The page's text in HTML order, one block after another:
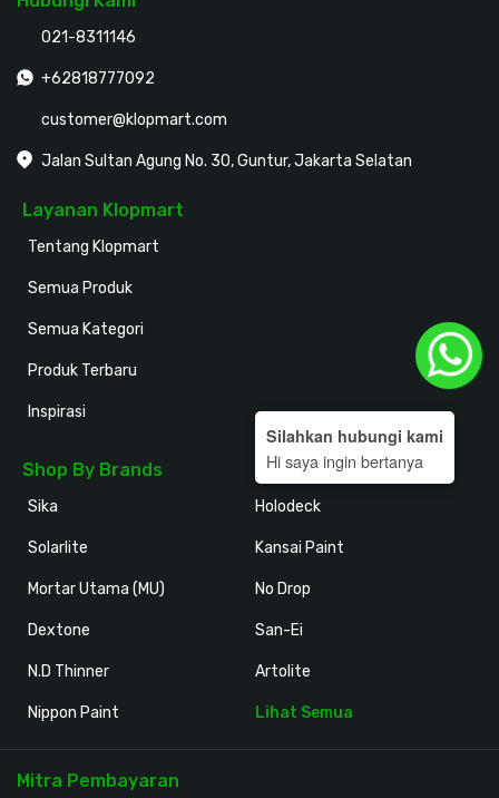
021-8311146
+62818777092
customer@klopmart.com
Jalan Sultan Agung No. 30, Guntur, Jakarta Selatan
Layanan Klopmart
Tentang Klopmart
Semua Produk
Semua Kategori
Produk Terbaru
Inspirasi
Shop By Brands
Sika
Solarlite
Mortar Utama (MU)
Dextone
N.D Thinner
Nippon Paint
Holodeck
Kansai Paint
No Drop
San-Ei
Artolite
Lihat Semua
Mitra Pembayaran
Silahkan hubungi kami
Hi saya ingin bertanya